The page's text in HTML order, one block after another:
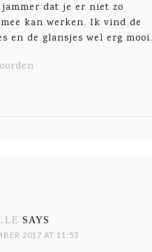
dat je er niet zo
kan werken. Ik vind de
en de glansjes wel erg mooi.
SAYS
2017 AT 11:53